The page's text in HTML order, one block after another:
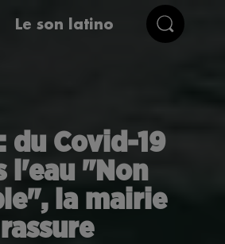
Le son latino
du Covid-19
l'eau "Non
la mairie
rassure